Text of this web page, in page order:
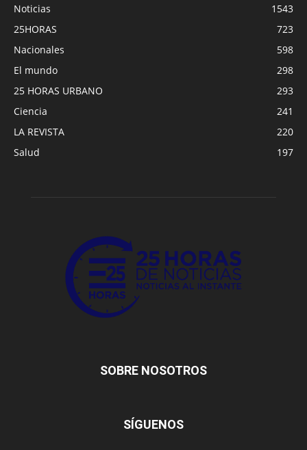
Noticias
1543
25HORAS
723
Nacionales
598
El mundo
298
25 HORAS URBANO
293
Ciencia
241
LA REVISTA
220
Salud
197
SOBRE NOSOTROS
SÍGUENOS